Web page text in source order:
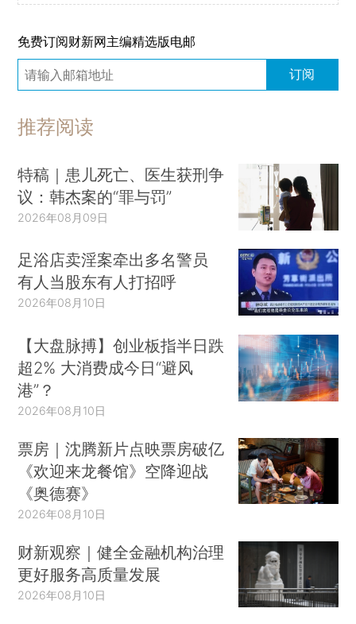
免费订阅财新网主编精选版电邮
订阅
推荐阅读
特稿｜患儿死亡、医生获刑争
议：韩杰案的“罪与罚”
2026年08月09日
足浴店卖淫案牵出多名警员
有人当股东有人打招呼
2026年08月10日
【大盘脉搏】创业板指半日跌
超2% 大消费成今日“避风
港”？
2026年08月10日
票房｜沈腾新片点映票房破亿
《欢迎来龙餐馆》空降迎战
《奥德赛》
2026年08月10日
财新观察｜健全金融机构治理
更好服务高质量发展
2026年08月10日